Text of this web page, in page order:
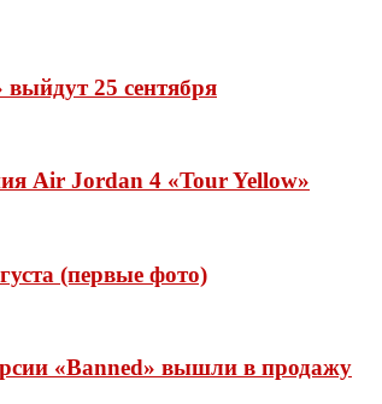
25 сентября
Air Jordan 4 «Tour Yellow»
(первые фото)
«Banned» вышли в продажу